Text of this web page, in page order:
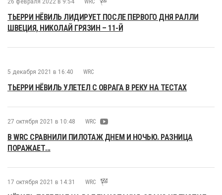
26 февраля 2022 в 9:54 WRC
ТЬЕРРИ НЁВИЛЬ ЛИДИРУЕТ ПОСЛЕ ПЕРВОГО ДНЯ РАЛЛИ
ШВЕЦИЯ, НИКОЛАЙ ГРЯЗИН – 11-Й
5 декабря 2021 в 16:40 WRC
ТЬЕРРИ НЁВИЛЬ УЛЕТЕЛ С ОВРАГА В РЕКУ НА ТЕСТАХ
27 октября 2021 в 10:48 WRC
В WRC СРАВНИЛИ ПИЛОТАЖ ДНЕМ И НОЧЬЮ. РАЗНИЦА
ПОРАЖАЕТ...
17 октября 2021 в 14:31 WRC